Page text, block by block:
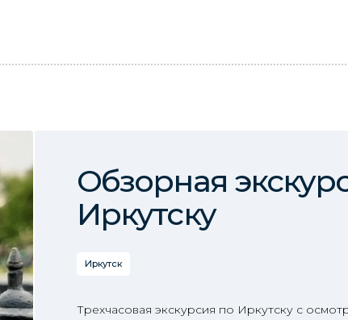
Обзорная
Иркутску
Иркутск
Трехчасовая экскурсия по Иркутску с